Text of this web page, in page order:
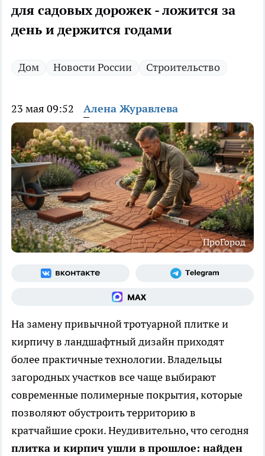
для садовых дорожек - ложится за
день и держится годами
Дом Новости России Строительство
23 мая 09:52 Алена Журавлева
ПроГород
На замену привычной тротуарной плитке и
кирпичу в ландшафтный дизайн приходят
более практичные технологии. Владельцы
загородных участков все чаще выбирают
современные полимерные покрытия, которые
позволяют обустроить территорию в
кратчайшие сроки. Неудивительно, что сегодня
плитка и кирпич ушли в прошлое: найден